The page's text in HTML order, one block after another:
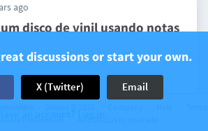
ago
disco de vinil usando notas
0 Comments
discussions or start your own.
X (Twitter) Email